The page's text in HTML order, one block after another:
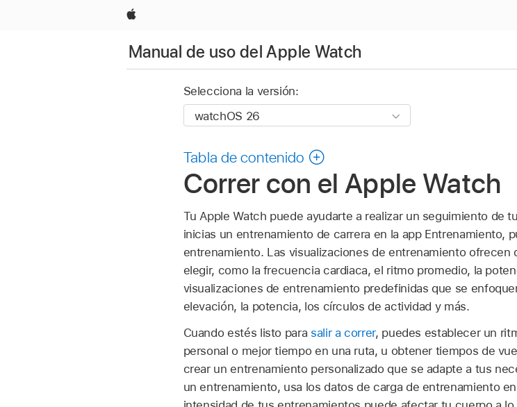
Apple
Manual de uso del Apple Watch
Selecciona la versión:
Tabla de contenido
Correr con el Apple Watch
Tu Apple Watch puede ayudarte a realizar un seguimiento de
inicias un entrenamiento de carrera en la app Entrenamiento,
entrenamiento. Las visualizaciones de entrenamiento
elegir, como la frecuencia cardiaca, el ritmo promedio, la
visualizaciones de entrenamiento predefinidas que se
elevación, la potencia, los círculos de actividad y más.
Cuando estés listo para salir a correr, puedes establecer un
personal o mejor tiempo en una ruta, u obtener tiempos de
crear un entrenamiento personalizado que se adapte a tus
un entrenamiento, usa los datos de carga de entrenamiento